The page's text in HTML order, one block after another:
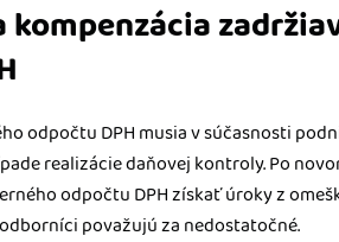
kompenzácia
odpočtu DPH musia v súčasnosti
realizácie daňovej kontroly. Po
odpočtu DPH získať úroky z
považujú za nedostatočné.